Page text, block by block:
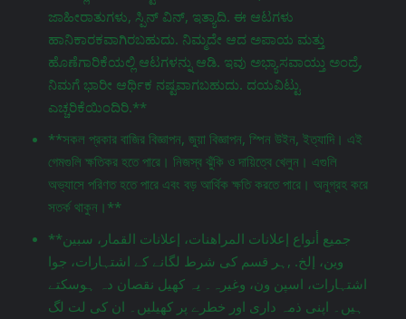
ಜಾಹೀರಾತುಗಳು, ಸ್ಪಿನ್ ವಿನ್, ಇತ್ಯಾದಿ. ಈ ಆಟಗಳು
ಹಾನಿಕಾರಕವಾಗಿರಬಹುದು. ನಿಮ್ಮದೇ ಆದ ಅಪಾಯ ಮತ್ತು
ಹೊಣೆಗಾರಿಕೆಯಲ್ಲಿ ಆಟಗಳನ್ನು ಆಡಿ. ಇವು ಅಭ್ಯಾಸವಾಯ್ತು ಅಂದ್ರೆ,
ನಿಮಗೆ ಭಾರೀ ಆರ್ಥಿಕ ನಷ್ಟವಾಗಬಹುದು. ದಯವಿಟ್ಟು
ಎಚ್ಚರಿಕೆಯಿಂದಿರಿ.**
**সকল প্রকার বাজির বিজ্ঞাপন, জুয়া বিজ্ঞাপন, স্পিন উইন, ইত্যাদি। এই
গেমগুলি ক্ষতিকর হতে পারে। নিজস্ব ঝুঁকি ও দায়িত্বে খেলুন। এগুলি
অভ্যাসে পরিণত হতে পারে এবং বড় আর্থিক ক্ষতি করতে পারে। অনুগ্রহ করে
সতর্ক থাকুন।**
**جميع أنواع إعلانات المراهنات، إعلانات القمار، سبين
وين، إلخ. ,ہر قسم کی شرط لگانے کے اشتہارات، جوا
اشتہارات، اسپن ون، وغیرہ۔ یہ کھیل نقصان دہ ہوسکتے
ہیں۔ اپنی ذمہ داری اور خطرے پر کھیلیں۔ ان کی لت لگ